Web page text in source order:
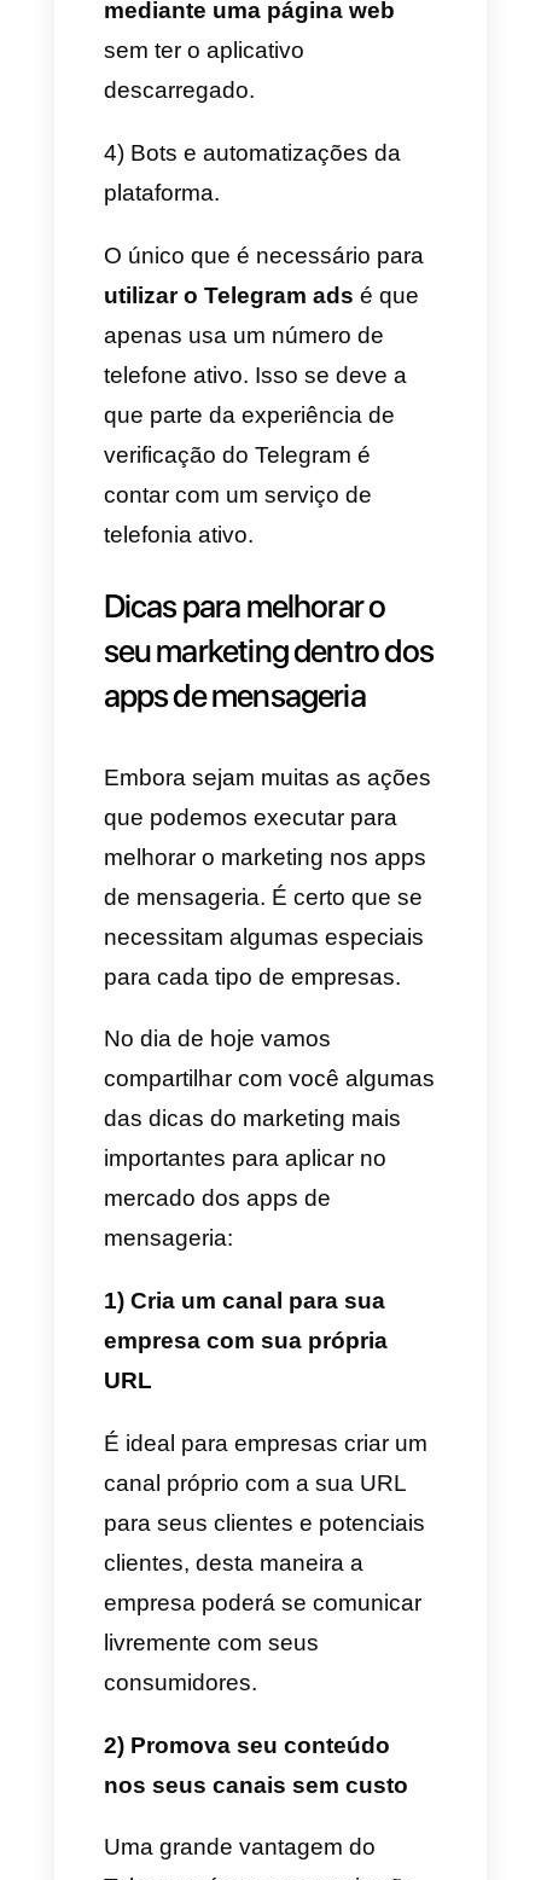
melhores ideias dos últimos
anos, Isso se deve a toda a
popularidade que tem surgido
sobre essa plataforma. Devido
à mesma popularidade, a
plataforma tem criado um
sistema de adspara que as
potenciar seus negócios de
forma eficiente.
O Telegram é um aplicativo
muito parecido ao WhatsApp.
mesmo permite a
empresas mediante
mensagens de texto,
intercâmbio de vídeos, notas de
áudio, ligações ou incluso vídeo
chamadas. Embora este
concorrência do mesmo estilo,
a verdade é que guarda
funcionalidades muito
interessantes e importantes, as
você agora mesmo:
1)
multiplataforma , Isso significa
que pode ser usado em
qualquer dispositivo que você
podem ser utilizados num
previamente instalado em outro.